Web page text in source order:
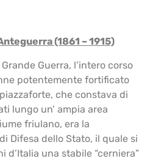
(1861 – 1915)
Guerra, l’intero corso
potentemente fortificato
che constava di
lungo un’ ampia area
friulano, era la
Difesa dello Stato, il quale si
d’Italia una stabile “cerniera”